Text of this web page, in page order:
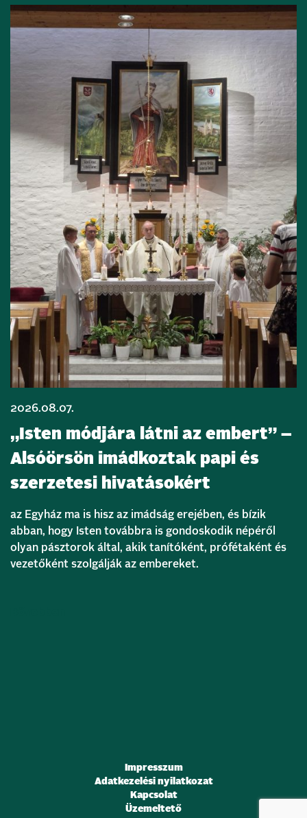
2026.08.07.
„Isten módjára látni az embert” –
Alsóörsön imádkoztak papi és
szerzetesi hivatásokért
az Egyház ma is hisz az imádság erejében, és bízik
abban, hogy Isten továbbra is gondoskodik népéről
olyan pásztorok által, akik tanítóként, prófétaként és
vezetőként szolgálják az embereket.
Impresszum
Adatkezelési nyilatkozat
Kapcsolat
Üzemeltető